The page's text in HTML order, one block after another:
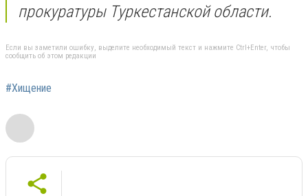
прокуратуры Туркестанской области.
Если вы заметили ошибку, выделите необходимый текст и нажмите Ctrl+Enter, чтобы
сообщить об этом редакции
#Хищение